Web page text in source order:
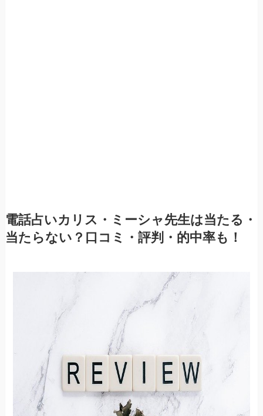
電話占いカリス・ミーシャ先生は当たる・
当たらない？口コミ・評判・的中率も！